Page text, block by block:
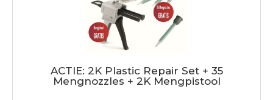
ACTIE: 2K Plastic Repair Set + 35
Mengnozzles + 2K Mengpistool